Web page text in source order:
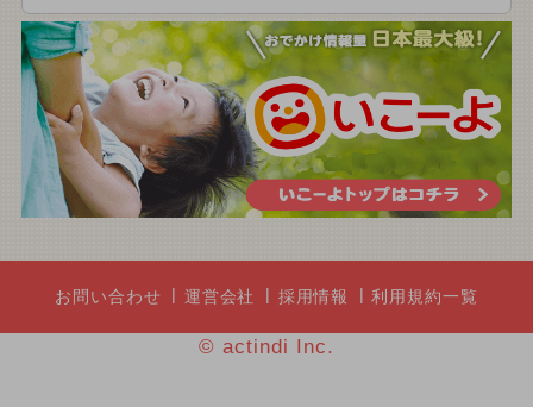
お問い合わせ 運営会社 採用情報 利用規約一覧
© actindi Inc.